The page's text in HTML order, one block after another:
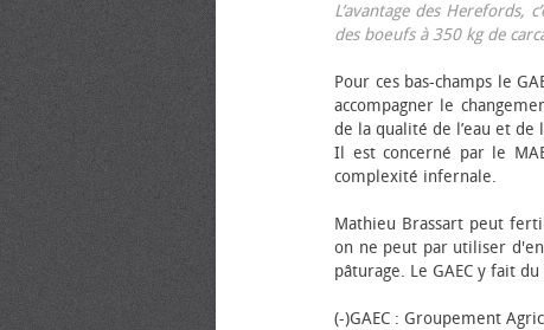
L’avantage des Herefords,
des bœufs à 350 kg de
Pour ces bas-champs le
accompagner le
de la qualité de l’eau et de
Il est concerné par le
complexité infernale.
Mathieu Brassart peut
on ne peut par utiliser
pâturage. Le GAEC y fait
(-)GAEC : Groupement